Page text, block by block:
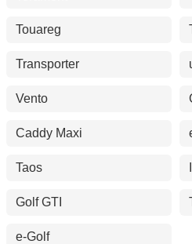
Touareg
Transporter
Vento
Caddy Maxi
Taos
Golf GTI
e-Golf